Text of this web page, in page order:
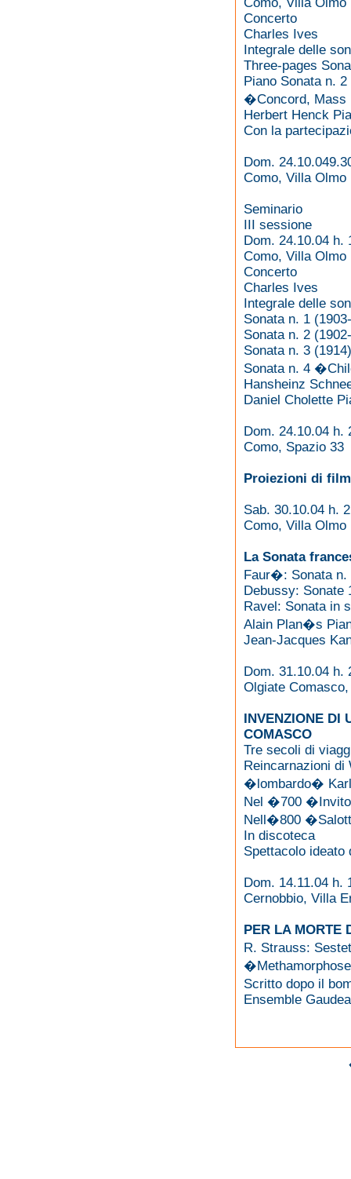
Concerto
Charles Ives
Integrale delle
Three-pages
Piano Sonata n. 2
�Concord, Mass
Herbert Henck
Con la
Dom.
Como, Villa Olmo
Seminario
III sessione
Dom. 24.10.04 h.
Como, Villa Olmo
Concerto
Charles Ives
Integrale delle
Sonata n. 1
Sonata n. 2
Sonata n. 3 (1914)
Sonata n. 4
Hansheinz
Daniel Cholette
Dom. 24.10.04 h.
Como, Spazio 33
Proiezioni di
Sab. 30.10.04 h.
Como, Villa Olmo
La Sonata
Faur�: Sonata n.
Debussy: Sonate
Ravel: Sonata in
Alain Plan�s
Jean-Jacques
Dom. 31.10.04 h.
Olgiate
INVENZIONE DI
COMASCO
Tre secoli di
Reincarnazioni di
�lombardo� Karl
Nel �700
Nell�800
In discoteca
Spettacolo ideato
Dom. 14.11.04 h.
Cernobbio, Villa
PER LA MORTE
R. Strauss:
Scritto dopo il
Ensemble